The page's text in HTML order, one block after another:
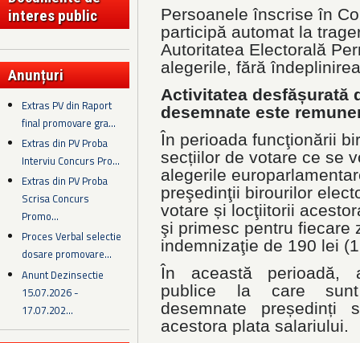
interes public
Anunțuri
Extras PV din Raport
final promovare gra...
Extras din PV Proba
Interviu Concurs Pro...
Extras din PV Proba
Scrisa Concurs
Promo...
Proces Verbal selectie
dosare promovare...
Anunt Dezinsectie
15.07.2026 -
17.07.202...
Persoanele înscrise în
participă automat la
Autoritatea Electorală
alegerile, fără
Activitatea desfășurată
desemnate este
În perioada funcţionării
secțiilor de votare ce se
alegerile
preşedinţii birourilor
votare și locţiitorii
şi primesc pentru fiecare
indemnizaţie de 190 lei
În această perioadă,
publice la care sunt
desemnate președinți
acestora plata salariului.